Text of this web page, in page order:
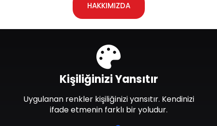
HAKKIMIZDA
Kişiliğinizi Yansıtır
Uygulanan renkler kişiliğinizi yansıtır. Kendinizi
ifade etmenin farklı bir yoludur.